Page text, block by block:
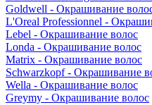
Goldwell - Окрашивание
L'Oreal Professionnel -
Lebel - Окрашивание волос
Londa - Окрашивание волос
Matrix - Окрашивание волос
Schwarzkopf - Окрашивание
Wella - Окрашивание волос
Greymy - Окрашивание волос